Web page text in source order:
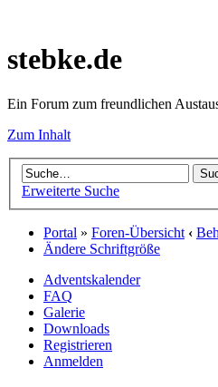
stebke.de
Ein Forum zum freundlichen
Zum Inhalt
Erweiterte Suche
Portal » Foren-Übersicht ‹
Ändere Schriftgröße
Adventskalender
FAQ
Galerie
Downloads
Registrieren
Anmelden